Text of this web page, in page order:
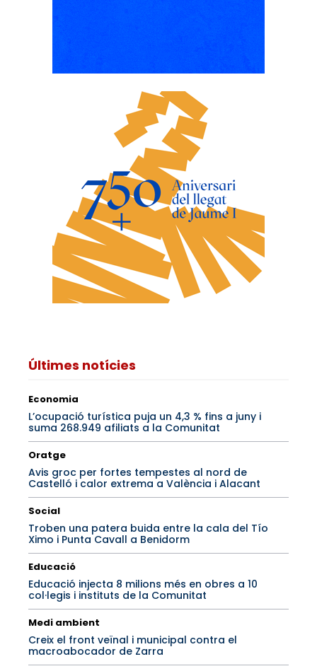
Últimes notícies
Economia
L’ocupació turística puja un 4,3 % fins a juny i
suma 268.949 afiliats a la Comunitat
Oratge
Avis groc per fortes tempestes al nord de
Castelló i calor extrema a València i Alacant
Social
Troben una patera buida entre la cala del Tío
Ximo i Punta Cavall a Benidorm
Educació
Educació injecta 8 milions més en obres a 10
col·legis i instituts de la Comunitat
Medi ambient
Creix el front veïnal i municipal contra el
macroabocador de Zarra